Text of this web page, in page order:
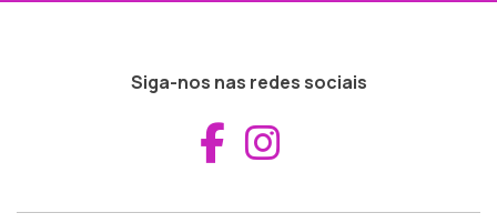
Siga-nos nas redes sociais
Aceder ao